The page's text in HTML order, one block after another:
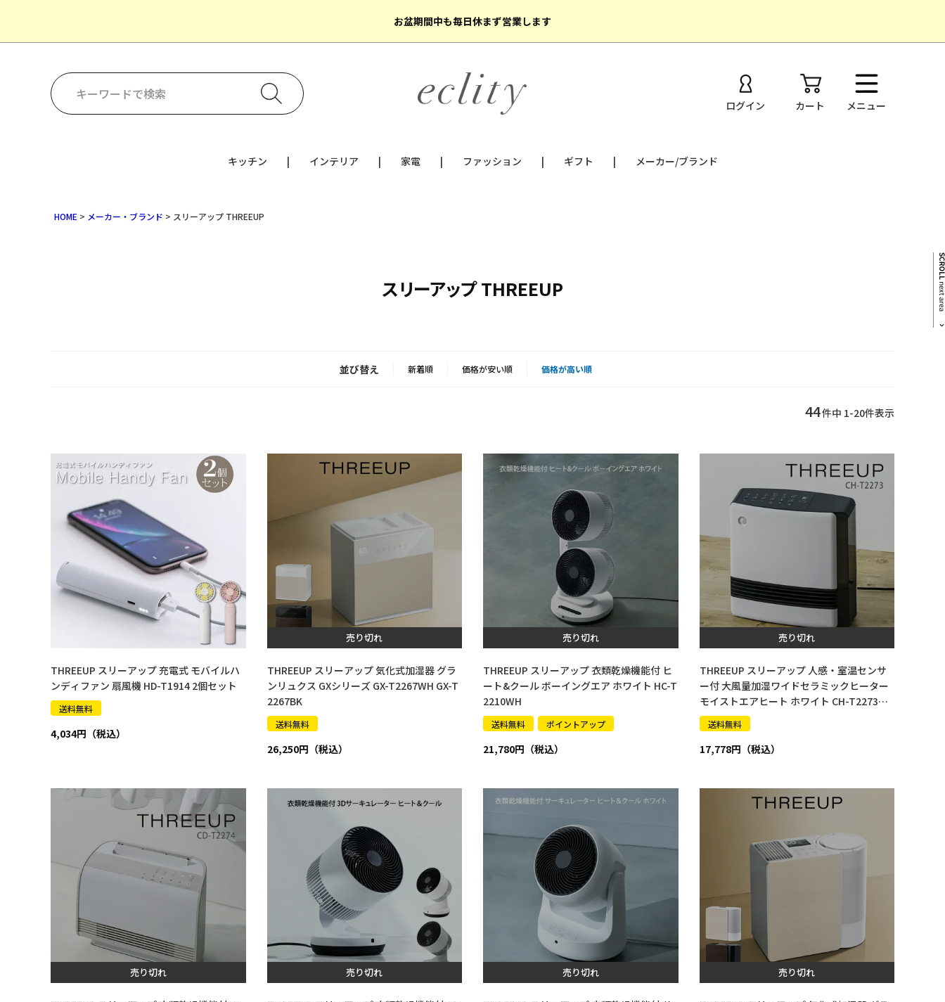
お盆期間中も毎日休まず営業します
カート メニュー
ログイン
キッチン インテリア 家電 ファッション ギフト メーカー/ブランド
HOME メーカー・ブランド スリーアップ THREEUP
スリーアップ THREEUP
並び替え 新着順 価格が安い順 価格が高い順
44件中 1-20件表示
THREEUP スリーアップ 充電式 モバイルハ
ンディファン 扇風機 HD-T1914 2個セット
送料無料
4,034
売り切れ
THREEUP スリーアップ 気化式加湿器 グラ
ンリュクス GXシリーズ GX-T2267WH GX-T
2267BK
送料無料
26,250
売り切れ
THREEUP スリーアップ 衣類乾燥機能付 ヒ
ート&クール ボーイングエア ホワイト HC-T
2210WH
送料無料 ポイントアップ
21,780
売り切れ
THREEUP スリーアップ 人感・室温センサ
ー付 大風量加湿ワイドセラミックヒーター
モイストエアヒート ホワイト CH-T2273W
H
送料無料
17,778
売り切れ 売り切れ 売り切れ 売り切れ